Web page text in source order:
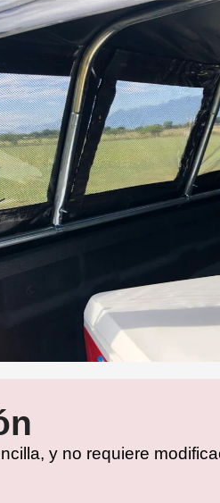
y no requiere